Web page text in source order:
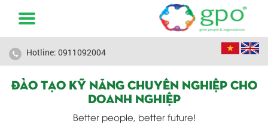
Hotline: 0911092004
ĐÀO TẠO KỸ NĂNG CHUYÊN NGHIỆP CHO
DOANH NGHIỆP
Better people, better future!